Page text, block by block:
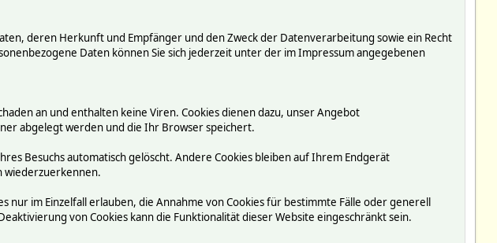
deren Herkunft und Empfänger und den Zweck der Datenverarbeitung sowie ein Recht
Daten können Sie sich jederzeit unter der im Impressum angegebenen
an und enthalten keine Viren. Cookies dienen dazu, unser Angebot
abgelegt werden und die Ihr Browser speichert.
Besuchs automatisch gelöscht. Andere Cookies bleiben auf Ihrem Endgerät
wiederzuerkennen.
nur im Einzelfall erlauben, die Annahme von Cookies für bestimmte Fälle oder generell
von Cookies kann die Funktionalität dieser Website eingeschränkt sein.